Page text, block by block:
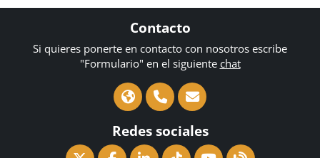
Contacto
Si quieres ponerte en contacto con nosotros escribe
"Formulario" en el siguiente chat
Redes sociales